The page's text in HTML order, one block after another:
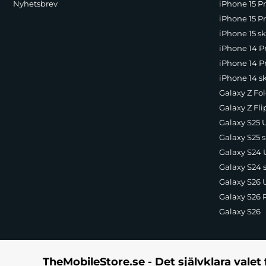
Nyhetsbrev
iPhone 15
iPhone 15
iPhone 15
iPhone 14
iPhone 14
iPhone 14
Galaxy Z
Galaxy Z
Galaxy S25
Galaxy S25
Galaxy S24
Galaxy S24
Galaxy S26
Galaxy S26
Galaxy S26
TheMobileStore.se - Det självklara